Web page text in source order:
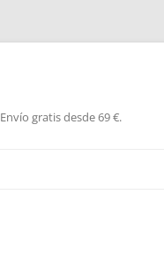
gratis desde 69 €.